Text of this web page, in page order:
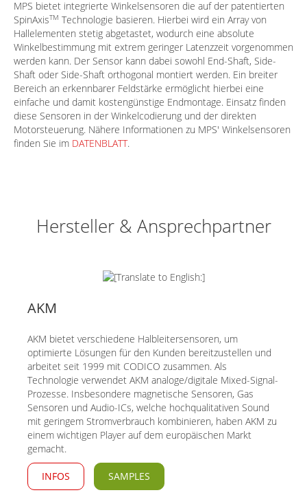
MPS bietet integrierte Winkelsensoren die auf der patentierten
SpinAxisTM Technologie basieren. Hierbei wird ein Array von
Hallelementen stetig abgetastet, wodurch eine absolute
Winkelbestimmung mit extrem geringer Latenzzeit vorgenommen
werden kann. Der Sensor kann dabei sowohl End-Shaft, Side-
Shaft oder Side-Shaft orthogonal montiert werden. Ein breiter
Bereich an erkennbarer Feldstärke ermöglicht hierbei eine
einfache und damit kostengünstige Endmontage. Einsatz finden
diese Sensoren in der Winkelcodierung und der direkten
Motorsteuerung. Nähere Informationen zu MPS' Winkelsensoren
finden Sie im DATENBLATT.
Hersteller & Ansprechpartner
AKM
AKM bietet verschiedene Halbleitersensoren, um
optimierte Lösungen für den Kunden bereitzustellen und
arbeitet seit 1999 mit CODICO zusammen. Als
Technologie verwendet AKM analoge/digitale Mixed-Signal-
Prozesse. Insbesondere magnetische Sensoren, Gas
Sensoren und Audio-ICs, welche hochqualitativen Sound
mit geringem Stromverbrauch kombinieren, haben AKM zu
einem wichtigen Player auf dem europäischen Markt
gemacht.
INFOS SAMPLES